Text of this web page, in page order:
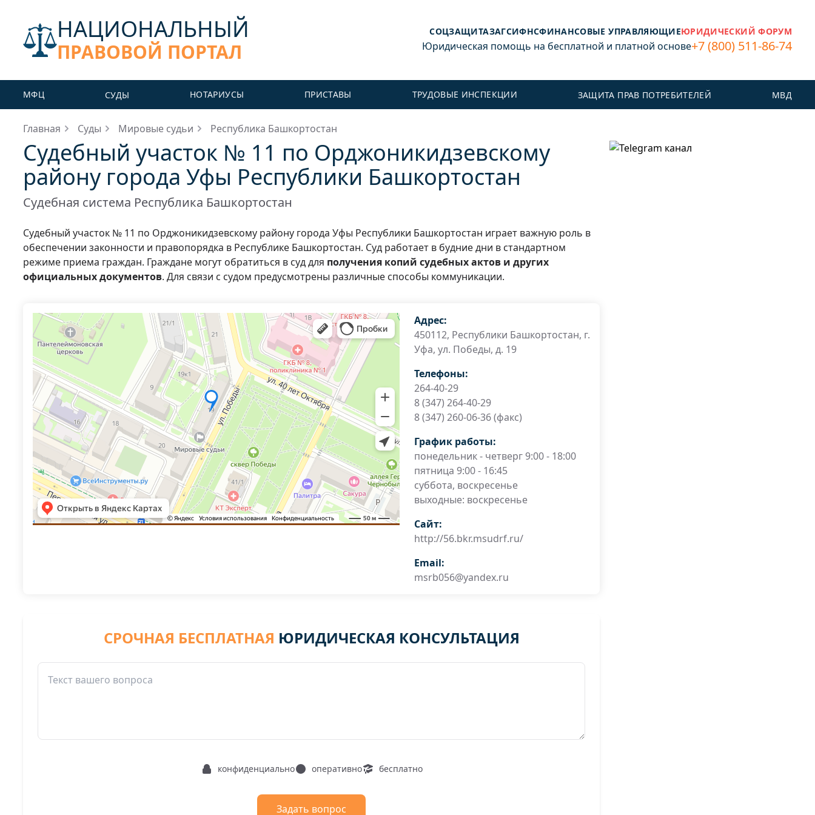
НАЦИОНАЛЬНЫЙ
ПРАВОВОЙ ПОРТАЛ
СОЦЗАЩИТАЗАГСИФНСФИНАНСОВЫЕ УПРАВЛЯЮЩИЕЮРИДИЧЕСКИЙ ФОРУМ
Юридическая помощь на бесплатной и платной основе+7 (800) 511-86-74
МФЦ СУДЫ НОТАРИУСЫ ПРИСТАВЫ ТРУДОВЫЕ ИНСПЕКЦИИ ЗАЩИТА ПРАВ ПОТРЕБИТЕЛЕЙ МВД
Главная Суды Мировые судьи Республика Башкортостан
Судебный участок № 11 по Орджоникидзевскому
району города Уфы Республики Башкортостан
Судебная система Республика Башкортостан
Судебный участок № 11 по Орджоникидзевскому району города Уфы Республики Башкортостан играет важную роль в
обеспечении законности и правопорядка в Республике Башкортостан. Суд работает в будние дни в стандартном
режиме приема граждан. Граждане могут обратиться в суд для получения копий судебных актов и других
официальных документов. Для связи с судом предусмотрены различные способы коммуникации.
Адрес:
450112, Республики Башкортостан, г.
Уфа, ул. Победы, д. 19
Телефоны:
264-40-29
8 (347) 264-40-29
8 (347) 260-06-36 (факс)
График работы:
понедельник - четверг 9:00 - 18:00
пятница 9:00 - 16:45
суббота, воскресенье
выходные: воскресенье
Сайт:
http://56.bkr.msudrf.ru/
Email:
msrb056@yandex.ru
СРОЧНАЯ БЕСПЛАТНАЯ ЮРИДИЧЕСКАЯ КОНСУЛЬТАЦИЯ
конфиденциально оперативно бесплатно
Задать вопрос